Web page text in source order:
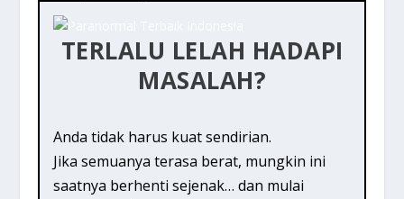
TERLALU LELAH HADAPI
MASALAH?
Anda tidak harus kuat sendirian.
Jika semuanya terasa berat, mungkin ini
saatnya berhenti sejenak… dan mulai